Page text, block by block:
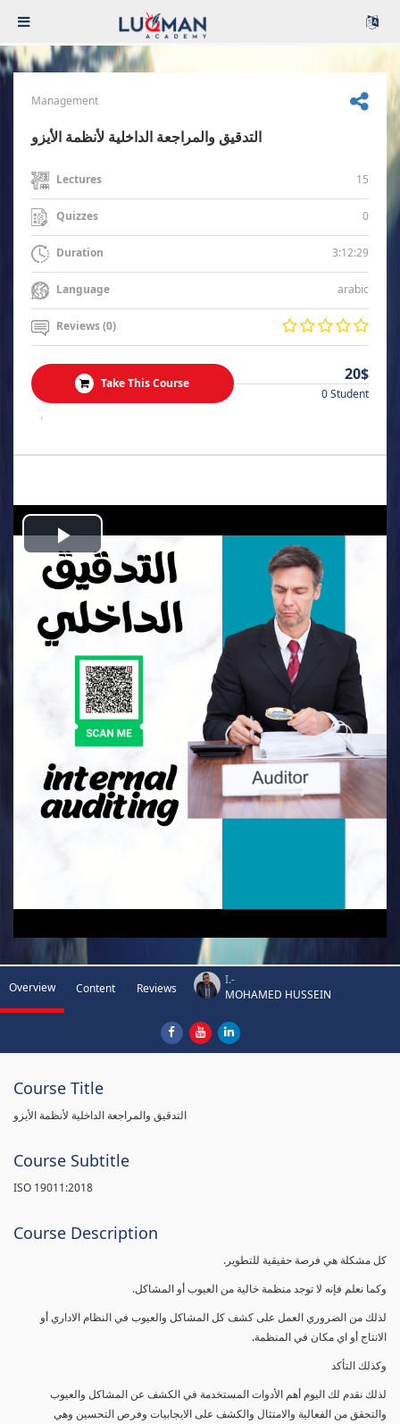
Management
التدقيق والمراجعة الداخلية لأنظمة الأيزو
Lectures 15
Quizzes 0
Duration 3:12:29
Language arabic
Reviews (0)
Take This Course 20$
0 Student
.
Play
Video
Overview Content Reviews
I.-
MOHAMED HUSSEIN
Course Title
التدقيق والمراجعة الداخلية لأنظمة الأيزو
Course Subtitle
ISO 19011:2018
Course Description
كل مشكلة هي فرصة حقيقية للتطوير.
وكما نعلم فإنه لا توجد منظمة خالية من العيوب أو المشاكل.
لذلك من الضروري العمل على كشف كل المشاكل والعيوب في النظام الاداري أو
الانتاج أو اي مكان في المنظمة.
وكذلك التأكد
لذلك نقدم لك اليوم أهم الأدوات المستخدمة في الكشف عن المشاكل والعيوب
والتحقق من الفعالية والامتثال والكشف على الايجابيات وفرص التحسين وهي